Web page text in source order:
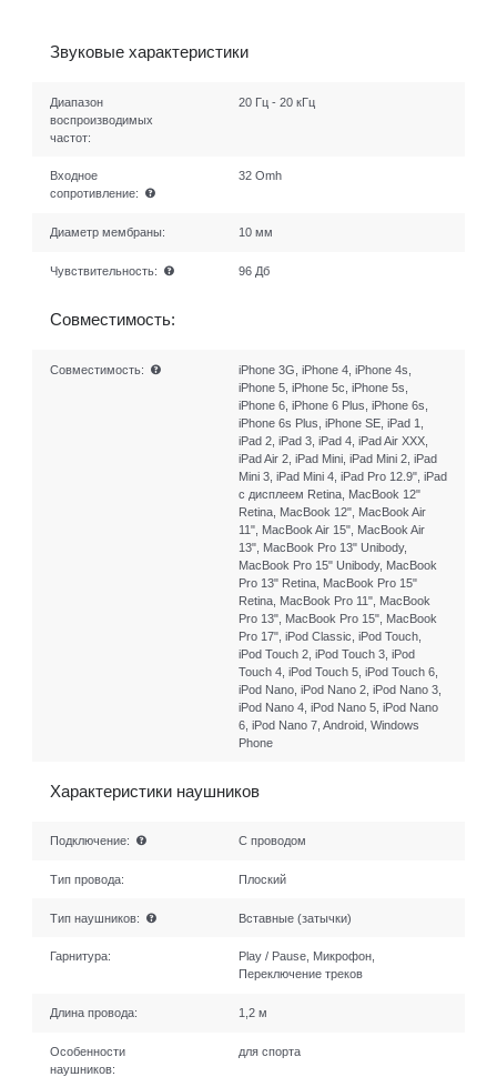
Звуковые характеристики
Диапазон
воспроизводимых
частот:
20 Гц - 20 кГц
Входное
сопротивление:
32 Omh
Диаметр мембраны: 10 мм
Чувствительность: 96 Дб
Совместимость:
Совместимость:
iPhone 3G, iPhone 4, iPhone 4s,
iPhone 5, iPhone 5c, iPhone 5s,
iPhone 6, iPhone 6 Plus, iPhone 6s,
iPhone 6s Plus, iPhone SE, iPad 1,
iPad 2, iPad 3, iPad 4, iPad Air XXX,
iPad Air 2, iPad Mini, iPad Mini 2, iPad
Mini 3, iPad Mini 4, iPad Pro 12.9", iPad
с дисплеем Retina, MacBook 12"
Retina, MacBook 12", MacBook Air
11", MacBook Air 15", MacBook Air
13", MacBook Pro 13" Unibody,
MacBook Pro 15" Unibody, MacBook
Pro 13" Retina, MacBook Pro 15"
Retina, MacBook Pro 11", MacBook
Pro 13", MacBook Pro 15", MacBook
Pro 17", iPod Classic, iPod Touch,
iPod Touch 2, iPod Touch 3, iPod
Touch 4, iPod Touch 5, iPod Touch 6,
iPod Nano, iPod Nano 2, iPod Nano 3,
iPod Nano 4, iPod Nano 5, iPod Nano
6, iPod Nano 7, Android, Windows
Phone
Характеристики наушников
Подключение: С проводом
Тип провода: Плоский
Тип наушников: Вставные (затычки)
Гарнитура:
Play / Pause, Микрофон,
Переключение треков
Длина провода: 1,2 м
Особенности
наушников:
для спорта